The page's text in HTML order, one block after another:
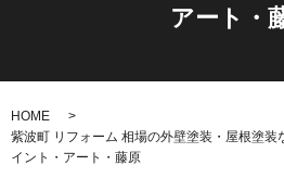
アート・
HOME
紫波町 リフォーム 相場の外壁塗装・屋根塗
イント・アート・藤原